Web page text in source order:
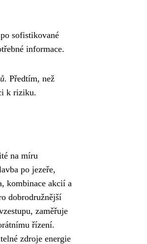
sofistikované
informace.
Předtím, než
k riziku.
na míru
po jezeře,
kombinace akcií a
dobrodružnější
zaměřuje
řízení.
zdroje energie